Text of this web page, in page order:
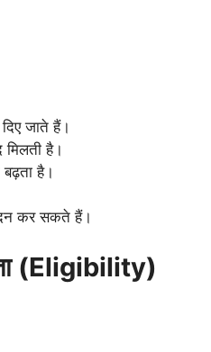
जाते हैं।
है।
है।
कर सकते हैं।
(Eligibility)